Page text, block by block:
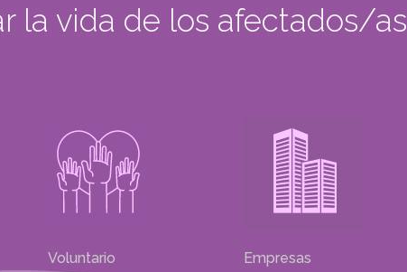
la vida de los afectados/as
Voluntario Empresas